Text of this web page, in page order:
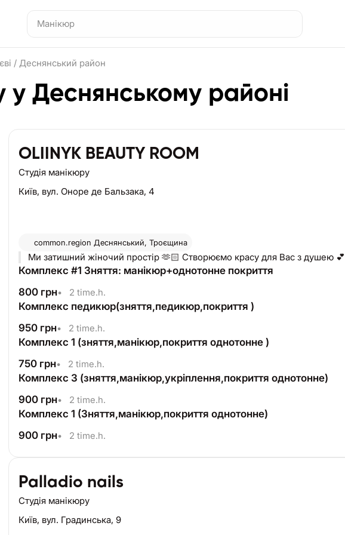
/ Деснянський район
у Деснянському районі
OLIINYK BEAUTY ROOM
Студія манікюру
Київ, вул. Оноре де Бальзака, 4
common.region Деснянський, Троєщина
Ми затишний жіночий простір 🫶🏻 Створюємо красу для Вас з душею 💕
Комплекс #1 Зняття: манікюр+однотонне покриття
800 грн• 2 time.h.
Комплекс педикюр(зняття,педикюр,покриття )
950 грн• 2 time.h.
Комплекс 1 (зняття,манікюр,покриття однотонне )
750 грн• 2 time.h.
Комплекс 3 (зняття,манікюр,укріплення,покриття однотонне)
900 грн• 2 time.h.
Комплекс 1 (Зняття,манікюр,покриття однотонне)
900 грн• 2 time.h.
Palladio nails
Студія манікюру
Київ, вул. Градинська, 9